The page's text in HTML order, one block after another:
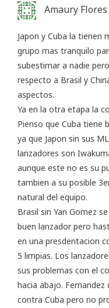
Amaury Flores
Japon y Cuba la tienen
grupo mas tranquilo
subestimar a nadie
respecto a Brasil y
aspectos.
Ya en la otra etapa la
Pienso que Cuba tiene
ya que Japon sin sus
lanzadores son
aunque este no es su
tambien a su posible
natural del equipo.
Brasil sin Yan Gomez
buen lanzador pero
en una presdentacion
5 limpias. Los
sus problemas con el
hacia abajo. Fernandez
contra Cuba pero no